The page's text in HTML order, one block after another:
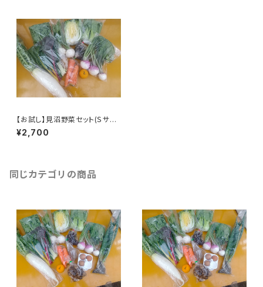
【お試し】見沼野菜セット(Ｓサイ
ズ／単発)
¥2,700
同じカテゴリの商品